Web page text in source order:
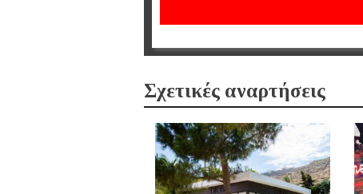
Σχετικές αναρτήσεις